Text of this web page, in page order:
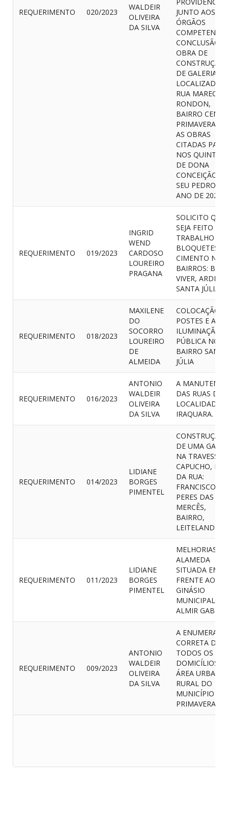
REQUERIMENTO 020/2023
WALDEIR
OLIVEIRA
DA SILVA
JUNTO AOS
ÓRGÃOS
CONCLUSÃO
OBRA DE
CONSTRUÇÃO
DE GALERIA,
LOCALIZADA
RUA
RONDON,
BAIRRO
PRIMAVERA /
AS OBRAS
CITADAS
NOS QUINTAIS
DE DONA
CONCEIÇÃO E
SEU PEDRO
ANO DE 2020
REQUERIMENTO 019/2023
INGRID
WEND
CARDOSO
LOUREIRO
PRAGANA
SOLICITO QUE
SEJA FEITO O
TRABALHO DE
BLOQUETES
CIMENTO NOS
BAIRROS: BOM
VIVER, ARDEP E
SANTA JÚLIA
REQUERIMENTO 018/2023
MAXILENE
DO
SOCORRO
LOUREIRO
DE
ALMEIDA
COLOCAÇÃO
POSTES E A
ILUMINAÇÃO
PÚBLICA NO
BAIRRO SANTA
JÚLIA
REQUERIMENTO 016/2023
ANTONIO
WALDEIR
OLIVEIRA
DA SILVA
A
DAS RUAS DA
LOCALIDADE
IRAQUARA.
REQUERIMENTO 014/2023
LIDIANE
BORGES
PIMENTEL
CONSTRUÇÃO
DE UMA
NA TRAVESSA
CAPUCHO,
DA RUA:
FRANCISCO
PERES DAS
MERCÊS,
BAIRRO,
LEITELANDIA
REQUERIMENTO 011/2023
LIDIANE
BORGES
PIMENTEL
MELHORIAS
ALAMEDA
SITUADA EM
FRENTE AO
GINÁSIO
MUNICIPAL
ALMIR
REQUERIMENTO 009/2023
ANTONIO
WALDEIR
OLIVEIRA
DA SILVA
A
CORRETA DE
TODOS OS
DOMICÍLIOS
ÁREA URBANA
RURAL DO
MUNICÍPIO DE
PRIMAVERA